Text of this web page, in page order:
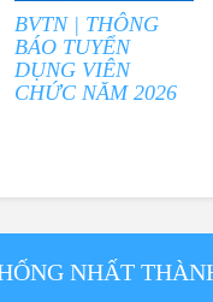
BVTN | THÔNG
BÁO TUYỂN
DỤNG VIÊN
CHỨC NĂM 2026
NHẤT